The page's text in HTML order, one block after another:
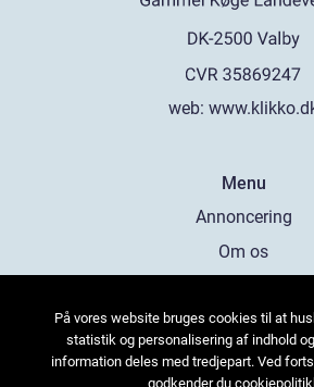
web:
Menu
Annoncering
Om os
Kontakt os
Sitemap
På vores website bruges cookies til at
statistik og personalisering af indhold
information deles med tredjepart. Ved
godkender du